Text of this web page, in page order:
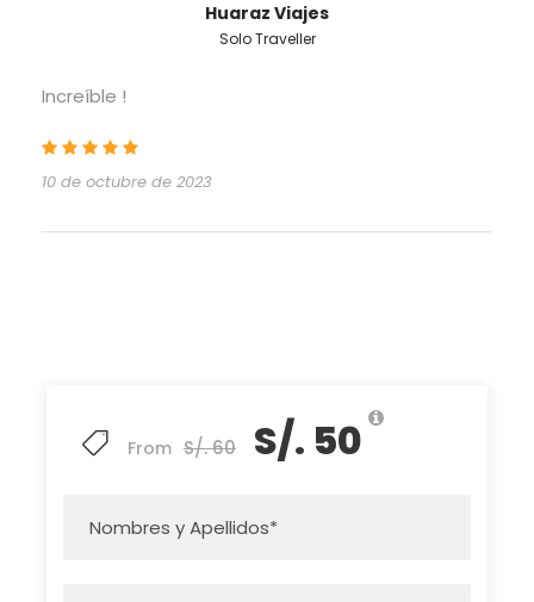
From S/. 60 S/. 50
Huaraz Viajes
Solo Traveller
Increíble !
10 de octubre de 2023